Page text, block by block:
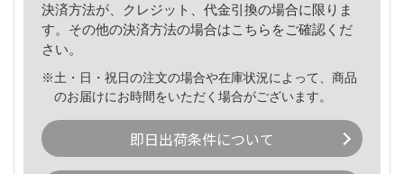
決済方法が、クレジット、代金引換の場合に限りま
す。その他の決済方法の場合はこちら をご確認くだ
さい。
※土・日・祝日の注文の場合や在庫状況によって、商品
のお届けにお時間をいただく場合がございます。
即日出荷条件について